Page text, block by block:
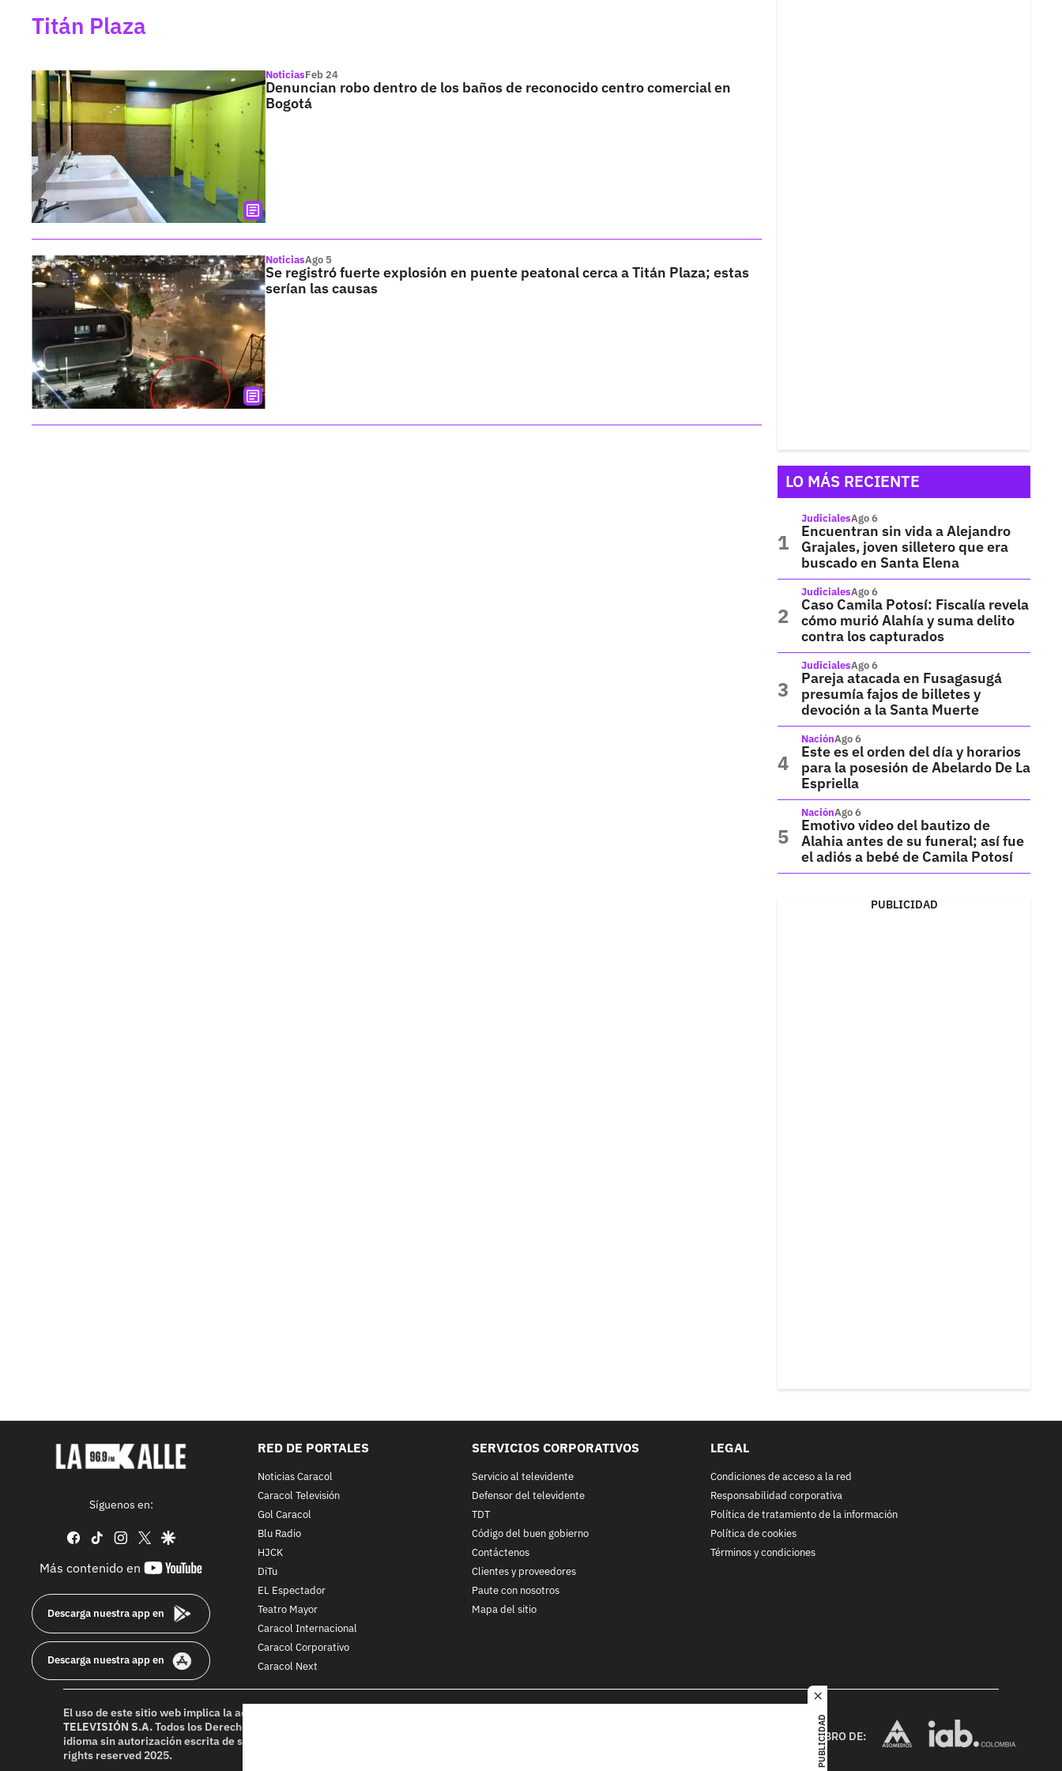
close
PUBLICIDAD
Titán Plaza
NoticiasFeb 24
Denuncian robo dentro de los baños de reconocido centro comercial en
Bogotá
NoticiasAgo 5
Se registró fuerte explosión en puente peatonal cerca a Titán Plaza; estas
serían las causas
LO MÁS RECIENTE
JudicialesAgo 6
Encuentran sin vida a Alejandro
Grajales, joven silletero que era
buscado en Santa Elena
JudicialesAgo 6
Caso Camila Potosí: Fiscalía revela
cómo murió Alahía y suma delito
contra los capturados
JudicialesAgo 6
Pareja atacada en Fusagasugá
presumía fajos de billetes y
devoción a la Santa Muerte
NaciónAgo 6
Este es el orden del día y horarios
para la posesión de Abelardo De La
Espriella
NaciónAgo 6
Emotivo video del bautizo de
Alahia antes de su funeral; así fue
el adiós a bebé de Camila Potosí
PUBLICIDAD
Síguenos en:
facebook
tiktok instagram
twittergoogle
Más contenido en
youtube-
Descarga nuestra app en
Descarga nuestra app en
RED DE PORTALES
Noticias Caracol
Caracol Televisión
Gol Caracol
Blu Radio
HJCK
DiTu
EL Espectador
Teatro Mayor
Caracol Internacional
Caracol Corporativo
Caracol Next
SERVICIOS CORPORATIVOS
Servicio al televidente
Defensor del televidente
TDT
Código del buen gobierno
Contáctenos
Clientes y proveedores
Paute con nosotros
Mapa del sitio
LEGAL
Condiciones de acceso a la red
Responsabilidad corporativa
Política de tratamiento de la información
Política de cookies
Términos y condiciones
El uso de este sitio web implica la aceptación de los
TELEVISIÓN S.A.Todos los Derechos Reservados D.R.A. Prohibida su reproducción total o parcial, así como su traducción a cualquier
idioma sin autorización escrita de su titular. Reproduction in whole or in part, or translation without written permission is prohibited. All
rights reserved 2025.
MIEMBRO DE: